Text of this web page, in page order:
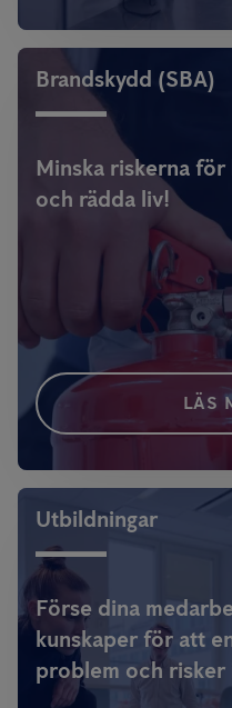
Brandskydd (SBA)
Minska riskerna
och rädda liv!
LÄS
Utbildningar
Förse dina
kunskaper för att
problem och risker